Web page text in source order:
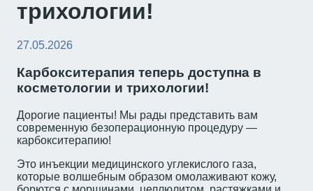
трихологии!
27.05.2026
Карбокситерапия теперь доступна в
косметологии и трихологии!
Дорогие пациенты! Мы рады представить вам
современную безоперационную процедуру —
карбокситерапию!
Это инъекции медицинского углекислого газа,
которые волшебным образом омолаживают кожу,